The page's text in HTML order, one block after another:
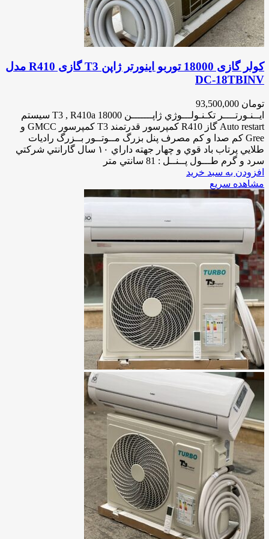
کولر گازی 18000 توربو اینورتر ژاپن T3 گازی R410 مدل
DC-18TBINV
تومان
ايــنـورتــــر تكـنـولـــوژي ژاپـــــــن 18000 T3 , R410a سيستم
Auto restart گاز R410 كمپرسور قدرتمند T3 كمپرسور GMCC و
Gree كم صدا و كم مصرف پنل بزرگ مــوتــور بــزرگ راديات
طلايي پرتاب باد قوي و چهار جهته داراي ١٠ سال گارانتي شركتي
سرد و گرم طـــول پــنــل : 81 سانتي متر
افزودن به سبد خرید
مشاهده سریع